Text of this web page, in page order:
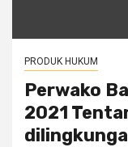
PRODUK HUKUM
Perwako
2021